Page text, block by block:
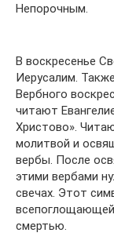
Непорочным.
В воскресенье
Иерусалим.
Вербного
читают
Христово».
молитвой и
вербы. После
этими вербами
свечах. Этот
смертью.